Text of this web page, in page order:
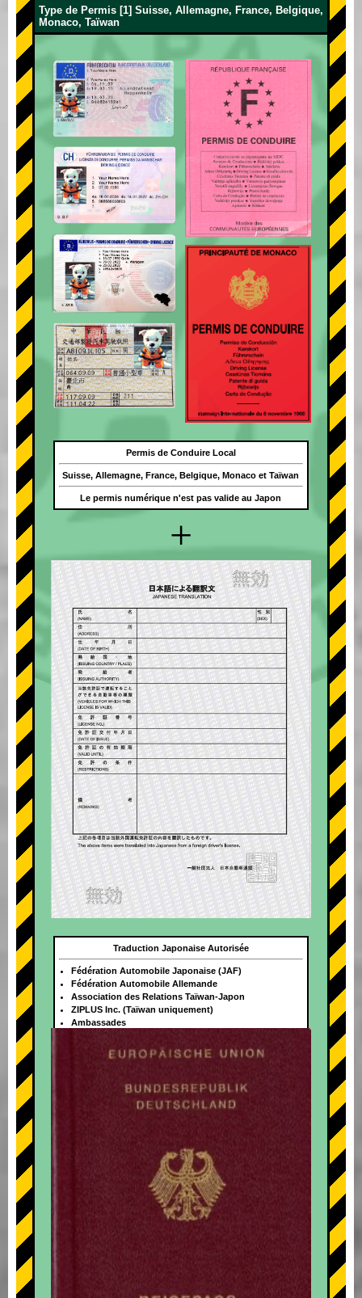
Type de Permis [1] Suisse, Allemagne, France, Belgique,
Monaco, Taïwan
+
+
Permis de Conduire Local
Suisse, Allemagne, France, Belgique, Monaco et Taïwan
Le permis numérique n'est pas valide au Japon
Traduction Japonaise Autorisée
Fédération Automobile Japonaise (JAF)
Fédération Automobile Allemande
Association des Relations Taïwan-Japon
ZIPLUS Inc. (Taïwan uniquement)
Ambassades